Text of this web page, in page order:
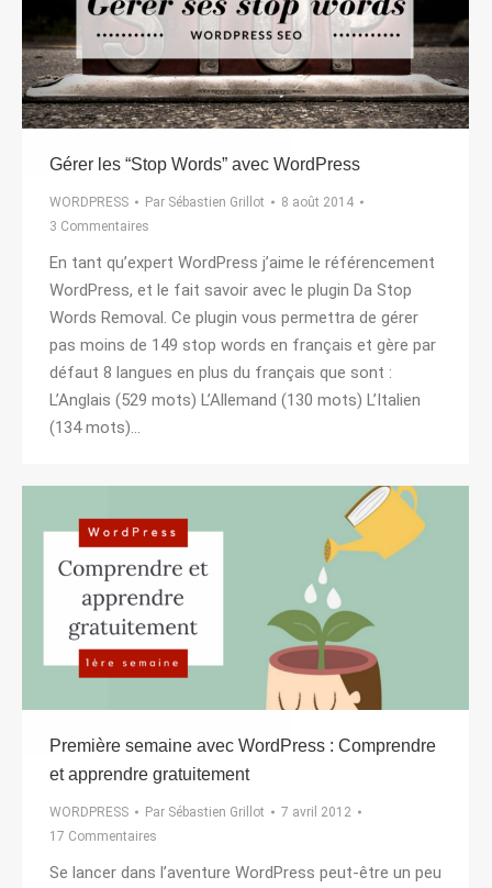
Gérer les “Stop Words” avec WordPress
WORDPRESS Par Sébastien Grillot
8 août 2014
3 Commentaires
En tant qu’expert WordPress j’aime le référencement
WordPress, et le fait savoir avec le plugin Da Stop
Words Removal. Ce plugin vous permettra de gérer
pas moins de 149 stop words en français et gère par
défaut 8 langues en plus du français que sont :
L’Anglais (529 mots) L’Allemand (130 mots) L’Italien
(134 mots)…
Première semaine avec WordPress : Comprendre
et apprendre gratuitement
WORDPRESS Par Sébastien Grillot
7 avril 2012
17 Commentaires
Se lancer dans l’aventure WordPress peut-être un peu